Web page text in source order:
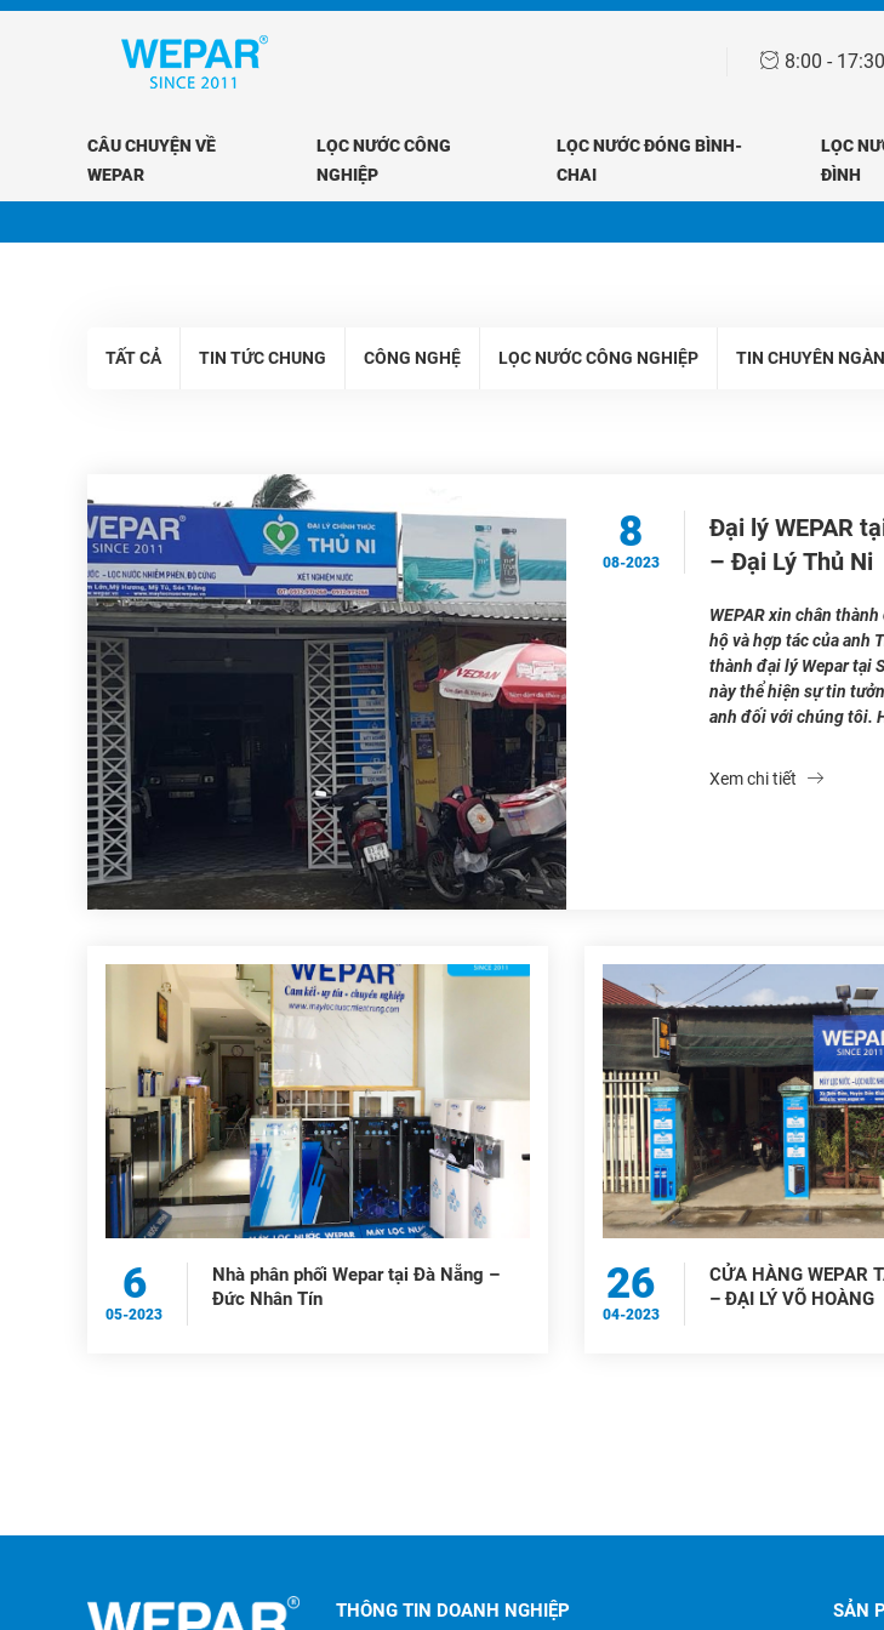
8:00 -
CÂU CHUYỆN VỀ
WEPAR
LỌC NƯỚC CÔNG
NGHIỆP
LỌC NƯỚC ĐÓNG BÌNH-
CHAI
LỌC
ĐÌNH
Tin tức
TẤT CẢ TIN TỨC CHUNG CÔNG NGHỆ LỌC NƯỚC CÔNG NGHIỆP TIN CHUYÊN
8
08-2023
Đại lý WEPAR
– Đại Lý Thủ Ni
WEPAR xin chân
hộ và hợp tác của anh
thành đại lý Wepar tại
này thể hiện sự tin
anh đối với chúng tôi.
tiếp tục […]
Xem chi tiết
6
05-2023
Nhà phân phối Wepar tại Đà Nẵng –
Đức Nhân Tín
26
04-2023
CỬA HÀNG WEPAR
– ĐẠI LÝ VÕ HOÀNG
THÔNG TIN DOANH NGHIỆP SẢN